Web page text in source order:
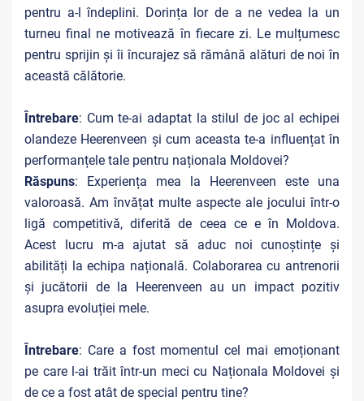
pentru a-l îndeplini. Dorința lor de a ne vedea la un
turneu final ne motivează în fiecare zi. Le mulțumesc
pentru sprijin și îi încurajez să rămână alături de noi în
această călătorie.
Întrebare: Cum te-ai adaptat la stilul de joc al echipei
olandeze Heerenveen și cum aceasta te-a influențat în
performanțele tale pentru naționala Moldovei?
Răspuns: Experiența mea la Heerenveen este una
valoroasă. Am învățat multe aspecte ale jocului într-o
ligă competitivă, diferită de ceea ce e în Moldova.
Acest lucru m-a ajutat să aduc noi cunoștințe și
abilități la echipa națională. Colaborarea cu antrenorii
și jucătorii de la Heerenveen au un impact pozitiv
asupra evoluției mele.
Întrebare: Care a fost momentul cel mai emoționant
pe care l-ai trăit într-un meci cu Naționala Moldovei și
de ce a fost atât de special pentru tine?